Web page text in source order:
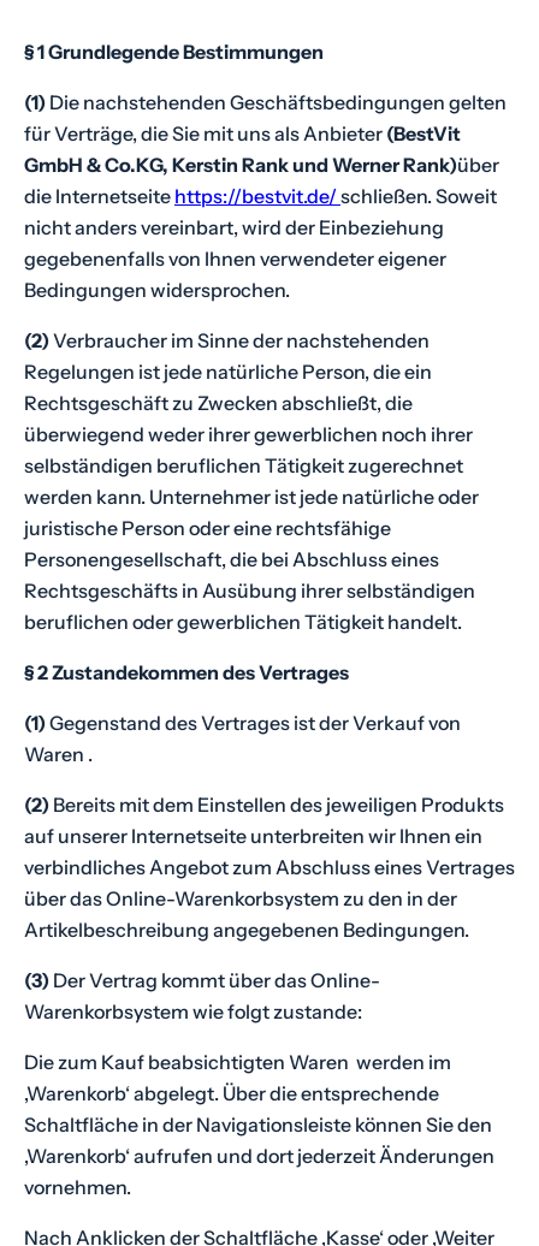
e
,
K
a
t
z
e
n
f
u
t
t
e
r
,
H
o
n
g
B
r
r
e
n
.
.
§ 1 Grundlegende Bestimmungen
(1) Die nachstehenden Geschäftsbedingungen gelten
für Verträge, die Sie mit uns als Anbieter (BestVit
GmbH & Co.KG, Kerstin Rank und Werner Rank)über
die Internetseite https://bestvit.de/schließen. Soweit
nicht anders vereinbart, wird der Einbeziehung
gegebenenfalls von Ihnen verwendeter eigener
Bedingungen widersprochen.
(2)Verbraucher im Sinne der nachstehenden
Regelungen ist jede natürliche Person, die ein
Rechtsgeschäft zu Zwecken abschließt, die
überwiegend weder ihrer gewerblichen noch ihrer
selbständigen beruflichen Tätigkeit zugerechnet
werden kann. Unternehmer ist jede natürliche oder
juristische Person oder eine rechtsfähige
Personengesellschaft, die bei Abschluss eines
Rechtsgeschäfts in Ausübung ihrer selbständigen
beruflichen oder gewerblichen Tätigkeit handelt.
§ 2 Zustandekommen des Vertrages
(1)Gegenstand des Vertrages ist der Verkauf von
Waren .
(2) Bereits mit dem Einstellen des jeweiligen Produkts
auf unserer Internetseite unterbreiten wir Ihnen ein
verbindliches Angebot zum Abschluss eines Vertrages
über das Online-Warenkorbsystem zu den in der
Artikelbeschreibung angegebenen Bedingungen.
(3) Der Vertrag kommt über das Online-
Warenkorbsystem wie folgt zustande:
Die zum Kauf beabsichtigten Waren werden im
‚Warenkorb‘ abgelegt. Über die entsprechende
Schaltfläche in der Navigationsleiste können Sie den
‚Warenkorb‘ aufrufen und dort jederzeit Änderungen
vornehmen.
Nach Anklicken der Schaltfläche ‚Kasse‘ oder ‚Weiter